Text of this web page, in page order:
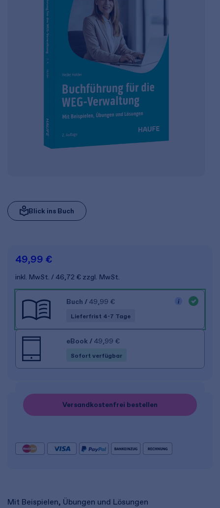
Blick ins Buch
Mit Beispielen, Übungen und Lösungen
49,99 €
inkl. MwSt. 46,72 € zzgl. MwSt.
Buch / 49,99 €
Lieferfrist 4-7 Tage
eBook / 49,99 €
Sofort verfügbar
Versandkostenfrei bestellen